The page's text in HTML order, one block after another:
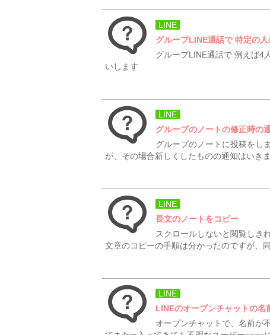
LINE
グループLINE通話で 特定の
グループLINE通話で 例えば4
いします
LINE
グループのノートの修正時の
グループのノートに投稿をし
が、その場合新しくしたものの通知はいき
LINE
長文のノートをコピー
スクロールしないと閲覧しき
文章のコピーの手順は分かったのですが、
LINE
LINEのオープンチャットの名
オープンチャットで、名前が